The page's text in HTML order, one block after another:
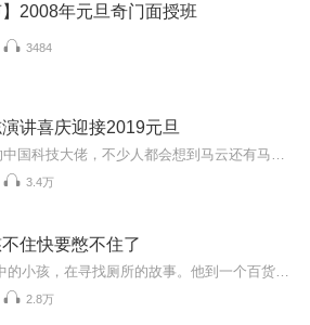
】2008年元旦奇门面授班
3484
讲喜庆迎接2019元旦
3.4万
住快要憋不住了
2.8万